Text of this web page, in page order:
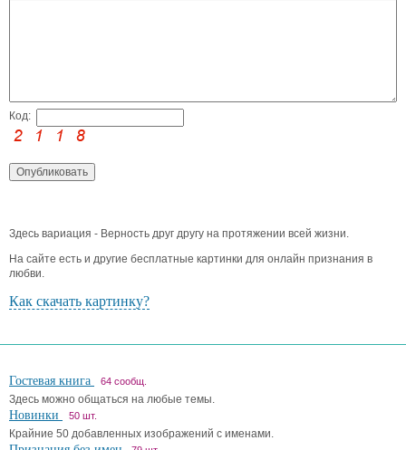
Код:
Здесь вариация - Верность друг другу на протяжении всей жизни.
На сайте есть и другие бесплатные картинки для онлайн признания в
любви.
Как скачать картинку?
Гостевая книга 64 сообщ.
Здесь можно общаться на любые темы.
Новинки 50 шт.
Крайние 50 добавленных изображений с именами.